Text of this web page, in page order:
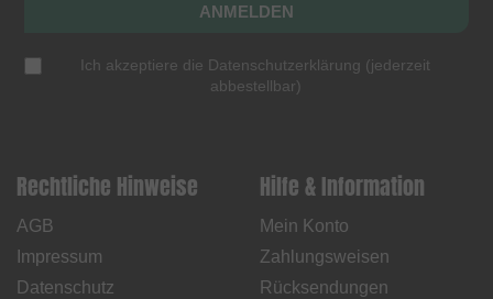
ANMELDEN
Ich akzeptiere die Datenschutzerklärung (jederzeit
abbestellbar)
Rechtliche Hinweise
AGB
Impressum
Datenschutz
Hilfe & Information
Mein Konto
Zahlungsweisen
Rücksendungen